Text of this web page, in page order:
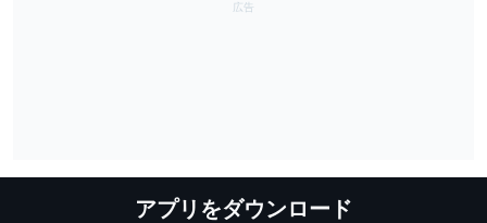
アプリをダウンロード